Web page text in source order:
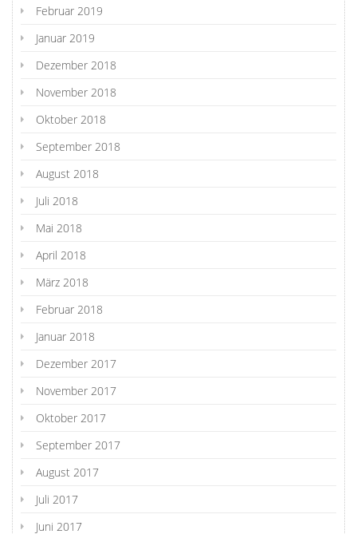
Februar 2019
Januar 2019
Dezember 2018
November 2018
Oktober 2018
September 2018
August 2018
Juli 2018
Mai 2018
April 2018
März 2018
Februar 2018
Januar 2018
Dezember 2017
November 2017
Oktober 2017
September 2017
August 2017
Juli 2017
Juni 2017